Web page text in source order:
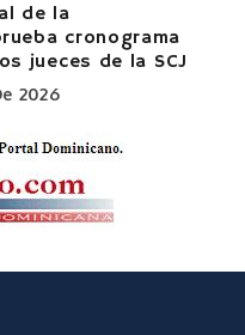
de la
cronograma
jueces de la SCJ
2026